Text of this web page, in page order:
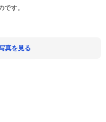
す。
真を見る